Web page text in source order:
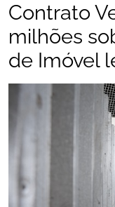
Contrato
milhões
de Imóvel